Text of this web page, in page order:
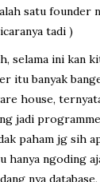
satu founder
tadi )
selama ini kan
itu banyak
house,
jadi
paham jg sih
hanya ngoding
nya